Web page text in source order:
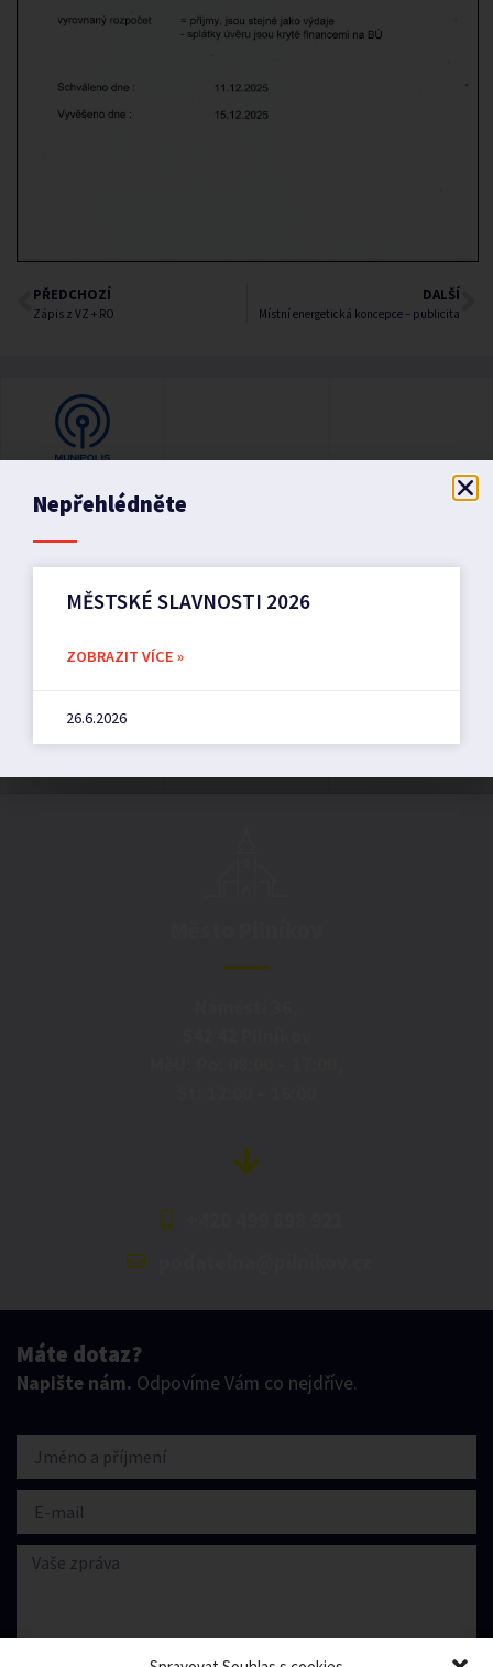
PŘEDCHOZÍ
Zápis z VZ + RO
DALŠÍ
Místní energetická koncepce – publicita
Máte dotaz?
Napište nám. Odpovíme Vám co nejdříve.
Nepřehlédněte
MĚSTSKÉ SLAVNOSTI 2026
ZOBRAZIT VÍCE »
26.6.2026